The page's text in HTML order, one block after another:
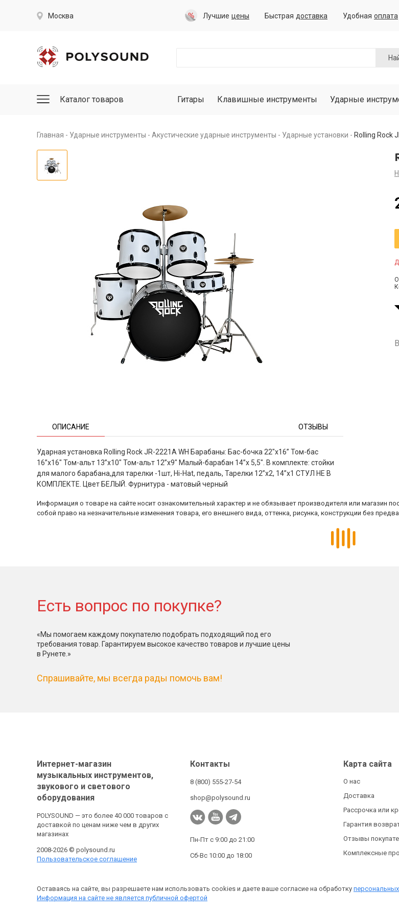
Москва Лучшие цены Быстрая доставка Удобная оплата
Каталог товаров Гитары Клавишные инструменты Ударные
Главная Ударные инструменты Акустические ударные инструменты Ударные установки Rolling Rock
ОПИСАНИЕ ОТЗЫВЫ
Ударная установка Rolling Rock JR-2221A WH Барабаны: Бас-бочка 22"х16” Том-бас
16”x16" Том-альт 13”x10" Том-альт 12”x9" Малый-барабан 14”x 5,5". В комплекте: стойки
для малого барабана,для тарелки -1шт, Hi-Hat, педаль, Тарелки 12”х2, 14”х1 СТУЛ НЕ В
КОМПЛЕКТЕ. Цвет БЕЛЫЙ. Фурнитура - матовый черный
Информация о товаре на сайте носит ознакомительный характер и не обязывает производителя или магазин
собой право на незначительные изменения товара, его внешнего вида, оттенка, рисунка, конструкции без
Есть вопрос по покупке?
«Мы помогаем каждому покупателю подобрать подходящий под его
требования товар. Гарантируем высокое качество товаров и лучшие цены
в Рунете.»
Спрашивайте, мы всегда рады помочь вам!
Интернет-магазин
музыкальных инструментов,
звукового и светового
оборудования
POLYSOUND — это более 40 000 товаров с
доставкой по ценам ниже чем в других
магазинах
2008-2026 © polysound.ru
Пользовательское соглашение
Контакты
8 (800) 555-27-54
shop@polysound.ru
Пн-Пт с 9:00 до 21:00
Сб-Вс 10:00 до 18:00
Карта сайта
О нас
Доставка
Рассрочка или
Гарантия
Отзывы
Комплексные
Оставаясь на сайте, вы разрешаете нам использовать cookies и даете ваше согласие на обработку
Информация на сайте не является публичной офертой